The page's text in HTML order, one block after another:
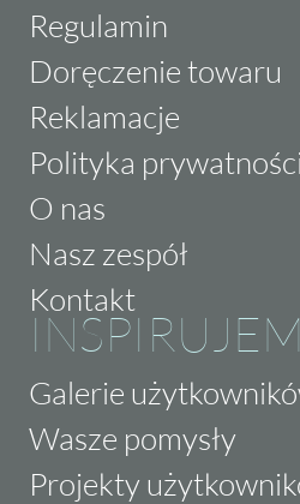
Regulamin
Doręczenie towaru
Reklamacje
Polityka prywatności
O nas
Nasz zespół
Kontakt
Galerie
Wasze pomysły
Projekty